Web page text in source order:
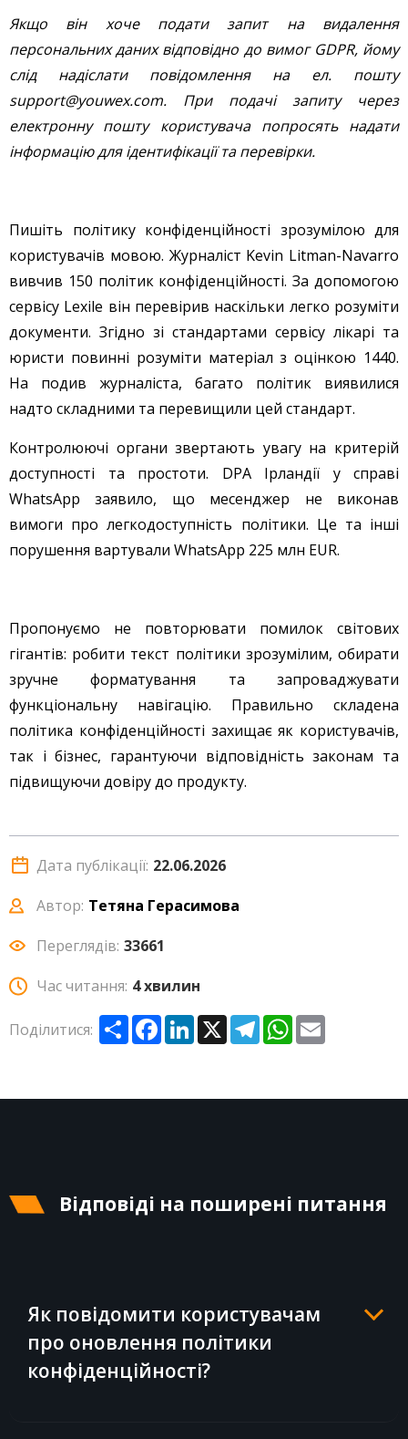
Якщо він хоче подати запит на видалення
персональних даних відповідно до вимог GDPR, йому
слід надіслати повідомлення на ел. пошту
support@youwex.com. При подачі запиту через
електронну пошту користувача попросять надати
інформацію для ідентифікації та перевірки.
Пишіть політику конфіденційності зрозумілою для
користувачів мовою. Журналіст Kevin Litman-Navarro
вивчив 150 політик конфіденційності. За допомогою
сервісу Lexile він перевірив наскільки легко розуміти
документи. Згідно зі стандартами сервісу лікарі та
юристи повинні розуміти матеріал з оцінкою 1440.
На подив журналіста, багато політик виявилися
надто складними та перевищили цей стандарт.
Контролюючі органи звертають увагу на критерій
доступності та простоти. DPA Ірландії у справі
WhatsApp заявило, що месенджер не виконав
вимоги про легкодоступність політики. Це та інші
порушення вартували WhatsApp 225 млн EUR.
Пропонуємо не повторювати помилок світових
гігантів: робити текст політики зрозумілим, обирати
зручне форматування та запроваджувати
функціональну навігацію. Правильно складена
політика конфіденційності захищає як користувачів,
так і бізнес, гарантуючи відповідність законам та
підвищуючи довіру до продукту.
Дата публікації: 22.06.2026
Автор: Тетяна Герасимова
Переглядів: 33661
Час читання: 4 хвилин
Поділитися: ShareFacebookLinkedIn
X TelegramWhatsApp
Відповіді на поширені питання
Як повідомити користувачам
про оновлення політики
конфіденційності?